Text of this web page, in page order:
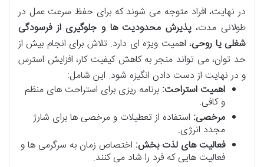
در نهایت، افراد متوجه می شوند که برای حفظ سرعت عمل در
طولانی مدت،پذیرش محدودیت ها و جلوگیری از فرسودگی
شغلی یا روحی، اهمیت ویژه ای دارد. تلاش برای انجام بیش از
حد توان، می تواند منجر به کاهش کیفیت کار، افزایش استرس
و در نهایت از دست دادن انگیزه شود. این شامل:
اهمیت استراحت: برنامه ریزی برای استراحت های منظم
و کافی.
مرخصی: استفاده از تعطیلات و مرخصی ها برای شارژ
مجدد انرژی.
فعالیت های لذت بخش: اختصاص زمان به سرگرمی ها و
فعالیت هایی که فرد را شاد می کنند.